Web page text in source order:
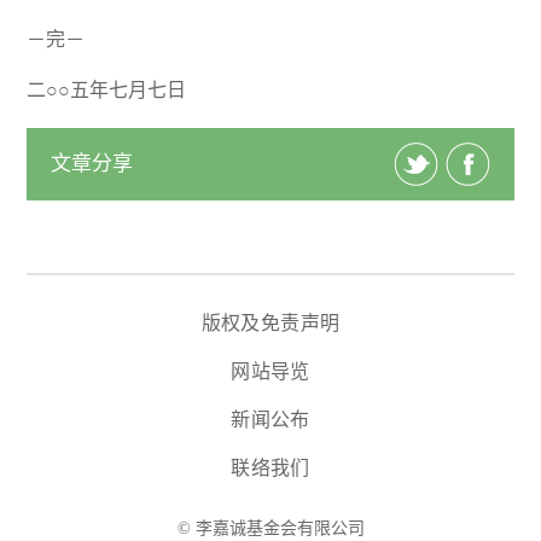
－完－
二○○五年七月七日
文章分享
版权及免责声明
网站导览
新闻公布
联络我们
© 李嘉诚基金会有限公司